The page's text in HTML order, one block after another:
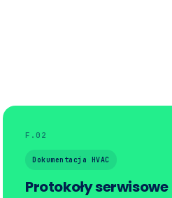
F.02
Dokumentacja HVAC
Protokoły serwisowe